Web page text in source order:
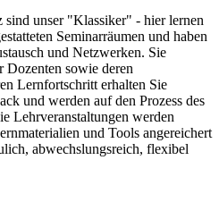
sind unser "Klassiker" - hier lernen
Seminarräumen und haben
und Netzwerken. Sie
Dozenten sowie deren
Lernfortschritt erhalten Sie
und werden auf den Prozess des
Lehrveranstaltungen werden
und Tools angereichert
abwechslungsreich, flexibel